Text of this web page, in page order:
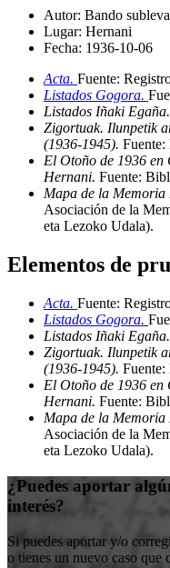
Autor: Bando
Lugar: Hernani
Fecha: 1936-10-06
Acta. Fuente:
Listados Gogora.
Listados Iñaki Egaña.
Zigortuak. Ilunpetik
(1936-1945).
El Otoño de 1936 en
Hernani. Fuente:
Mapa de la Memoria
Asociación de la
eta Lezoko Udala).
Elementos de
Acta. Fuente:
Listados Gogora.
Listados Iñaki Egaña.
Zigortuak. Ilunpetik
(1936-1945).
El Otoño de 1936 en
Hernani. Fuente:
Mapa de la Memoria
Asociación de la
eta Lezoko Udala).
¿Puedes aportar
interés?
Si puedes aportar y/o
o tienes un nuevo caso que